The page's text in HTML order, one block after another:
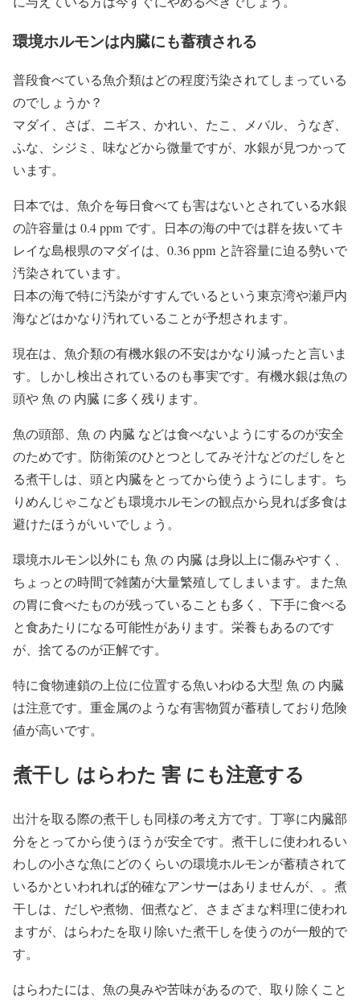
環境ホルモンは内臓にも蓄積される
普段食べている魚介類はどの程度汚染されてしまっている
のでしょうか？
マダイ、さば、ニギス、かれい、たこ、メバル、うなぎ、
ふな、シジミ、味などから微量ですが、水銀が見つかって
います。
日本では、魚介を毎日食べても害はないとされている水銀
の許容量は 0.4 ppm です。日本の海の中では群を抜いてキ
レイな島根県のマダイは、0.36 ppm と許容量に迫る勢いで
汚染されています。
日本の海で特に汚染がすすんでいるという東京湾や瀬戸内
海などはかなり汚れていることが予想されます。
現在は、魚介類の有機水銀の不安はかなり減ったと言いま
す。しかし検出されているのも事実です。有機水銀は魚の
頭や 魚 の 内臓 に多く残ります。
魚の頭部、魚 の 内臓 などは食べないようにするのが安全
のためです。防衛策のひとつとしてみそ汁などのだしをと
る煮干しは、頭と内臓をとってから使うようにします。ち
りめんじゃこなども環境ホルモンの観点から見れば多食は
避けたほうがいいでしょう。
環境ホルモン以外にも 魚 の 内臓 は身以上に傷みやすく、
ちょっとの時間で雑菌が大量繁殖してしまいます。また魚
の胃に食べたものが残っていることも多く、下手に食べる
と食あたりになる可能性があります。栄養もあるのです
が、捨てるのが正解です。
特に食物連鎖の上位に位置する魚いわゆる大型 魚 の 内臓
は注意です。重金属のような有害物質が蓄積しており危険
値が高いです。
煮干し はらわた 害 にも注意する
出汁を取る際の煮干しも同様の考え方です。丁寧に内臓部
分をとってから使うほうが安全です。煮干しに使われるい
わしの小さな魚にどのくらいの環境ホルモンが蓄積されて
いるかといわれれば的確なアンサーはありませんが、。煮
干しは、だしや煮物、佃煮など、さまざまな料理に使われ
ますが、はらわたを取り除いた煮干しを使うのが一般的で
す。
はらわたには、魚の臭みや苦味があるので、取り除くこと